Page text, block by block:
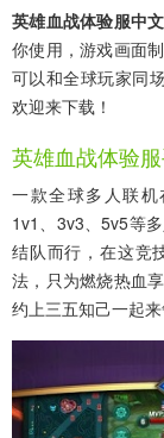
英雄血战体验服中
你使用，游戏画面
可以和全球玩家同
欢迎来下载！
英雄血战体验
一款全球多人联
1v1、3v3、5v5等
结队而行，在这竞
法，只为燃烧热血
约上三五知己一起